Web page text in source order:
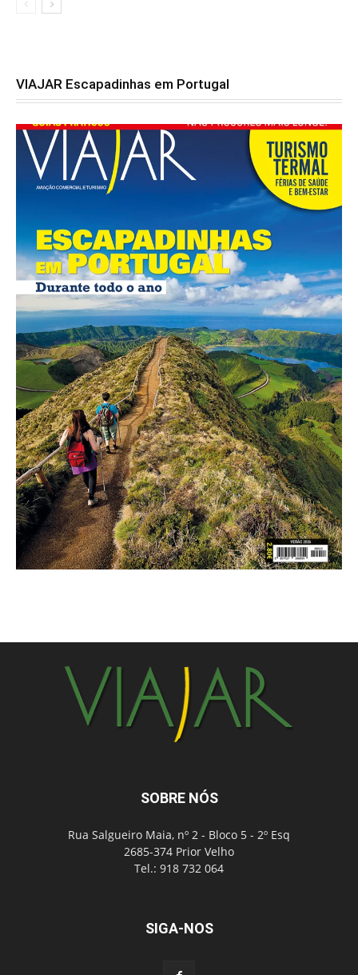
VIAJAR Escapadinhas em Portugal
SOBRE NÓS
Rua Salgueiro Maia, nº 2 - Bloco 5 - 2º Esq
2685-374 Prior Velho
Tel.: 918 732 064
SIGA-NOS